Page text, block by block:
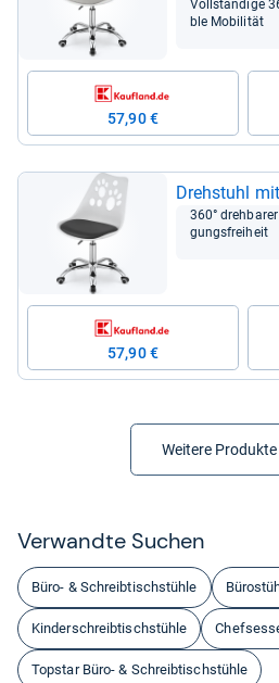
Voll­stän­dige
ble Mobi­li­tät
57,90 €
Dreh­stuhl
360°
gungs­frei­heit
57,90 €
Weitere
Ver­wandte Suchen
Büro- & Schreibtischstühle
Kinderschreibtischstühle
Topstar Büro- & Schreibtischstühle